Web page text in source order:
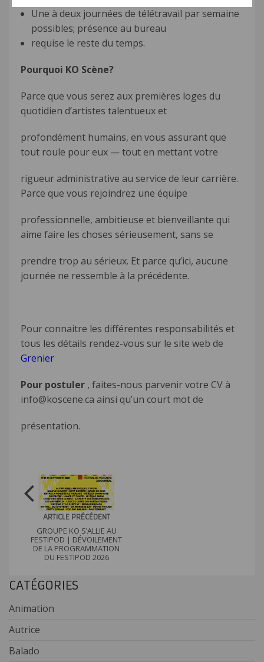
Une à deux journées de télétravail par semaine
possibles; présence au bureau
requise le reste du temps.
Pourquoi KO Scène?
Parce que vous serez aux premières loges du
quotidien d’artistes talentueux et
profondément humains, en vous assurant que
tout roule pour eux — tout en mettant votre
rigueur administrative au service de leur carrière.
Parce que vous rejoindrez une équipe
professionnelle, ambitieuse et bienveillante qui
aime faire les choses sérieusement, sans se
prendre trop au sérieux. Et parce qu’ici, aucune
journée ne ressemble à la précédente.
Pour connaitre les différentes responsabilités et
tous les détails rendez-vous sur le site web de
Grenier
Pour postuler , faites-nous parvenir votre CV à
info@koscene.ca ainsi qu’un court mot de
présentation.
ARTICLE PRÉCÉDENT
GROUPE KO S’ALLIE AU
FESTIPOD | DÉVOILEMENT
DE LA PROGRAMMATION
DU FESTIPOD 2026
CATÉGORIES
Animation
Autrice
Balado